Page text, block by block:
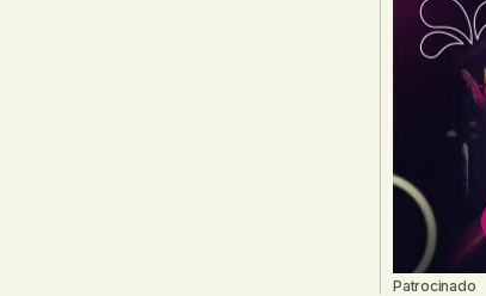
Patrocinado